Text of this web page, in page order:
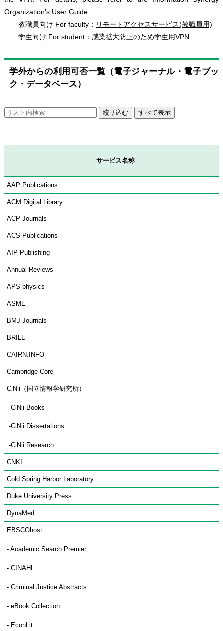
Organization's User Guide.
教職員向け For faculty： リモートアクセスサービス(教職員用)
学生向け For student： 感染拡大防止のため学生用VPN
学外からの利用可否一覧（電子ジャーナル・電子ブッ
ク・データベース）
サービス名称
AAP Publications
ACM Digital Library
ACP Journals
ACS Publications
AIP Publishing
Annual Reviews
APS physics
ASME
BMJ Journals
BRILL
CAIRN.INFO
Cambridge Core
CiNii（国立情報学研究所）
-CiNii Books
-CiNii Dissertations
-CiNii Research
CNKI
Cold Spring Harbor Laboratory
Duke University Press
DynaMed
EBSCOhost
- Academic Search Premier
- CINAHL
- Criminal Justice Abstracts
- eBook Collection
- EconLit